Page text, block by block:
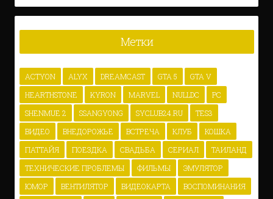
Метки
ACTYON ALYX DREAMCAST GTA 5
GTA V
HEARTHSTONE
KYRON MARVEL NULLDC
PC
SHENMUE 2
SSANGYONG SYCLUB24.RU
TES3
ВИДЕО
ВНЕДОРОЖЬЕ ВСТРЕЧА КЛУБ
КОШКА
ПАТТАЙЯ
ПОЕЗДКА СВАДЬБА СЕРИАЛ
ТАИЛАНД
ТЕХНИЧЕСКИЕ ПРОБЛЕМЫ
ФИЛЬМЫ
ЭМУЛЯТОР
ЮМОР
ВЕНТИЛЯТОР ВИДЕОКАРТА
ВОСПОМИНАНИЯ